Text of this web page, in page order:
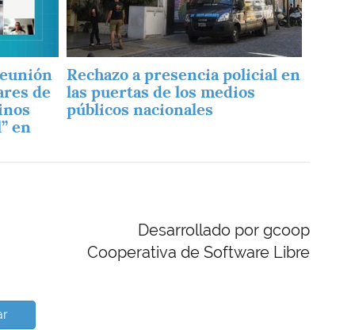
de
en
Rechazo a presencia policial en
las puertas de los medios
públicos nacionales
Desarrollado por gcoop
Cooperativa de Software Libre